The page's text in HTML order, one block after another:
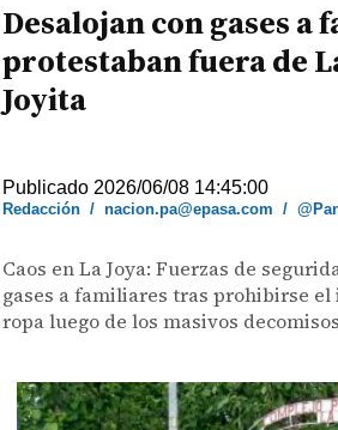
Desalojan con gases a
protestaban fuera de
Joyita
Publicado 2026/06/08 14:45:00
Redacción /nacion.pa@epasa.com /
Caos en La Joya: Fuerzas de
gases a familiares tras prohibirse el
ropa luego de los masivos